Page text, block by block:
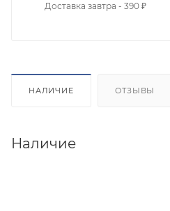
Доставка завтра - 390 ₽
НАЛИЧИЕ ОТЗЫВЫ
Наличие